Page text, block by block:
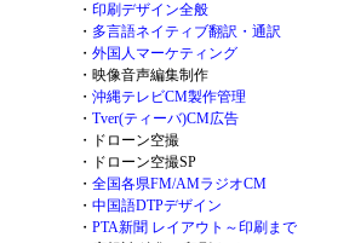
・ 印刷デザイン全般
・ 多言語ネイティブ翻訳・通訳
・ 外国人マーケティング
・ 映像音声編集制作
・ 沖縄テレビCM製作管理
・ Tver(ティーバ)CM広告
・
ドローン空撮
・
ドローン空撮SP
・ 全国各県FM/AMラジオCM
・ 中国語DTPデザイン
・ PTA新聞 レイアウト～印刷まで